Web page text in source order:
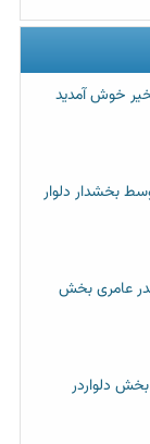
خوش آمدید
بخشدار دلوار
عامری بخش
دلواردر